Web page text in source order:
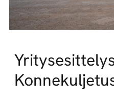
Metsä
Groupin
metsäalan
töitä